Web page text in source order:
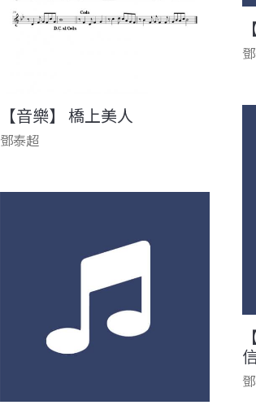
【音樂】 橋上美人
鄧泰超